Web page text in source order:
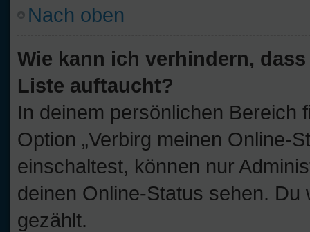
Nach oben
Wie kann ich verhindern,
Liste auftaucht?
In deinem persönlichen Bereich
Option „Verbirg meinen Online-
einschaltest, können nur
deinen Online-Status sehen.
gezählt.